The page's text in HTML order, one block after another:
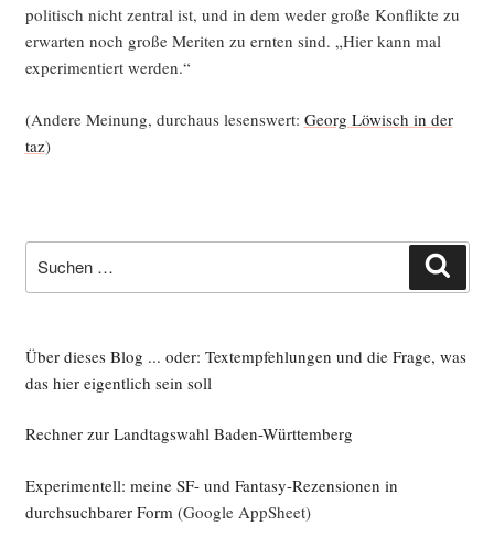
poli­tisch nicht zen­tral ist, und in dem weder gro­ße Kon­flik­te zu
erwar­ten noch gro­ße Meri­ten zu ern­ten sind. „Hier kann mal
expe­ri­men­tiert werden.“
(Ande­re Mei­nung, durch­aus lesens­wert: Georg Löwisch in der
taz)
nach:
Über dieses Blog ... oder: Textempfehlungen und die Frage, was
das hier eigentlich sein soll
Rechner zur Landtagswahl Baden-Württemberg
Experimentell: meine SF- und Fantasy-Rezensionen in
durchsuchbarer Form (Google AppSheet)